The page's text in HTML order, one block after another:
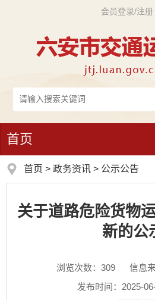
会员登录/注册
首页
首页 > 政务资讯 > 公示公告
关于道路危险货物
新的公
浏览次数： 309
信息
发布时间：2025-